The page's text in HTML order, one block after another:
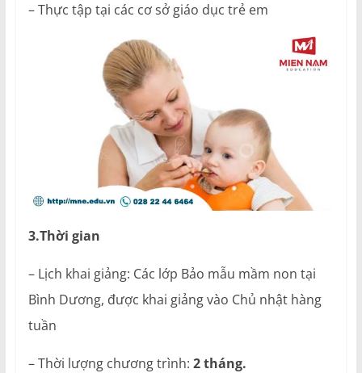
– Thực tập tại các cơ sở giáo dục trẻ em
3.Thời gian
– Lịch khai giảng: Các lớp Bảo mẫu mầm non tại
Bình Dương, được khai giảng vào Chủ nhật hàng
tuần
– Thời lượng chương trình: 2 tháng.